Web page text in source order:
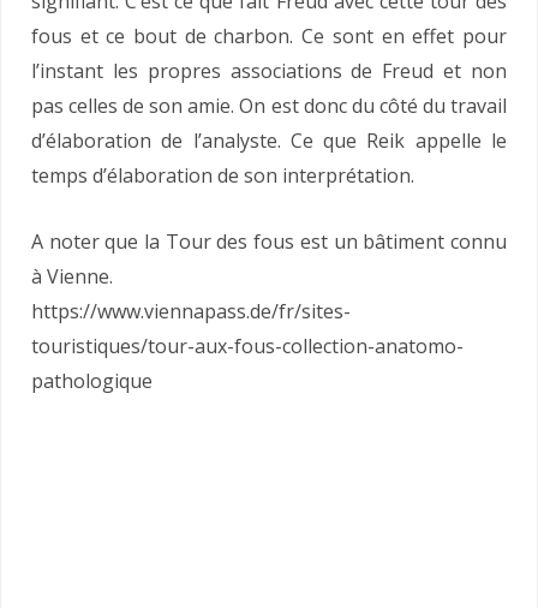
fous et ce bout de charbon. Ce sont en effet pour
l’instant les propres associations de Freud et non
pas celles de son amie. On est donc du côté du travail
d’élaboration de l’analyste. Ce que Reik appelle le
temps d’élaboration de son interprétation.
A noter que la Tour des fous est un bâtiment connu
à Vienne.
https://www.viennapass.de/fr/sites-
touristiques/tour-aux-fous-collection-anatomo-
pathologique